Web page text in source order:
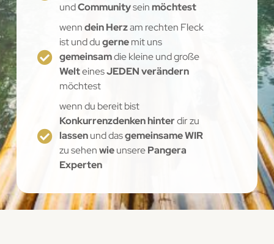
undCommunityseinmöchtest
wenndein Herzam rechten Fleck
ist und dugernemit uns
gemeinsamdie kleine und große
WelteinesJEDEN verändern
möchtest
wenn du bereit bist
Konkurrenzdenken hinterdir zu
lassenund dasgemeinsame WIR
zu sehenwieunserePangera
Experten